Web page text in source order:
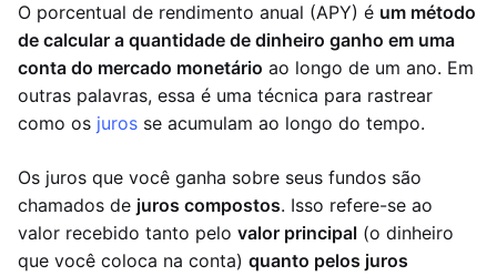
O porcentual de rendimento anual (APY) é um método
de calcular a quantidade de dinheiro ganho em uma
conta do mercado monetário ao longo de um ano. Em
outras palavras, essa é uma técnica para rastrear
como os juros se acumulam ao longo do tempo.
Os juros que você ganha sobre seus fundos são
chamados de juros compostos. Isso refere-se ao
valor recebido tanto pelo valor principal (o dinheiro
que você coloca na conta) quanto pelos juros